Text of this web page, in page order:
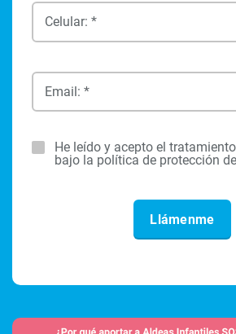
Celular: *
Email: *
He leído y acepto el
bajo la política de protección